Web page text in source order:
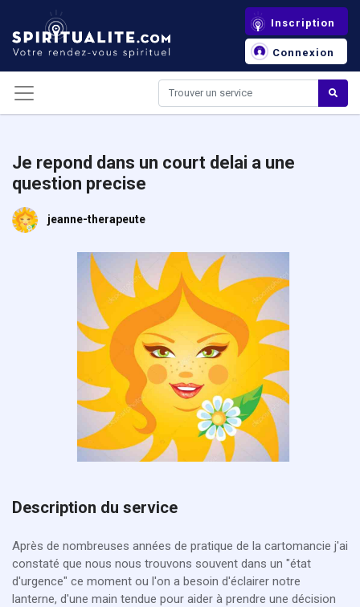
Inscription
Connexion
Je repond dans un court delai a une
question precise
jeanne-therapeute
Description du service
Après de nombreuses années de pratique de la cartomancie j'ai
constaté que nous nous trouvons souvent dans un "état
d'urgence" ce moment ou l'on a besoin d'éclairer notre
lanterne, d'une main tendue pour aider à prendre une décision